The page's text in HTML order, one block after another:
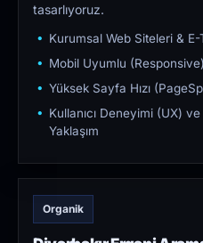
tasarlıyoruz.
Kurumsal Web Siteleri & E-
Mobil Uyumlu
Yüksek Sayfa Hızı
Kullanıcı Deneyimi (UX)
Yaklaşım
Organik